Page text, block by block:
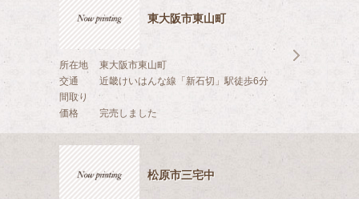
東大阪市東山町
所在地
東大阪市東山町
交通
近畿けいはんな線「新石切」駅徒歩6分
間取り
価格
完売しました
松原市三宅中